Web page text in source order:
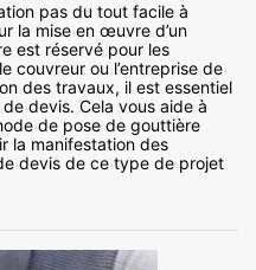
pas du tout facile à
la mise en œuvre d’un
est réservé pour les
couvreur ou l’entreprise de
des travaux, il est essentiel
devis. Cela vous aide à
de pose de gouttière
la manifestation des
devis de ce type de projet